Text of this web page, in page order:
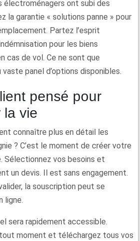
électroménagers ont subi des
la garantie « solutions panne » pour
Partez l’esprit
pour les biens
cas de vol. Ce ne sont que
panel d’options disponibles.
la vie
connaître plus en détail les
? C’est le moment de créer votre
Sélectionnez vos besoins et
un devis. Il est sans engagement.
la souscription peut se
ligne.
sera rapidement accessible.
moment et téléchargez tous vos